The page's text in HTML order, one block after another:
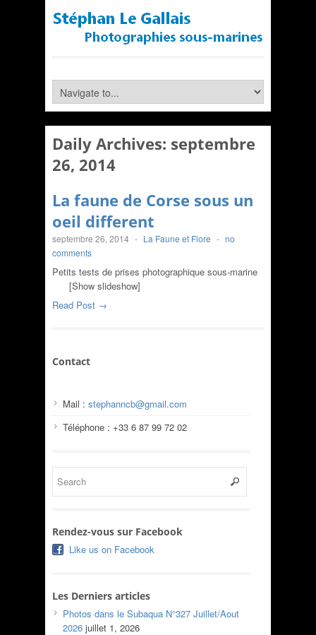
Daily Archives: septembre
26, 2014
La faune de Corse sous un
oeil different
septembre 26, 2014 - La Faune et Flore - no
comments
Petits tests de prises photographique sous-marine
[Show slideshow]
Read Post →
Contact
Mail : stephanncb@gmail.com
Téléphone : +33 6 87 99 72 02
Rendez-vous sur Facebook
Like us on Facebook
Les Derniers articles
Photos dans le Subaqua N°327 Juillet/Aout
2026 juillet 1, 2026